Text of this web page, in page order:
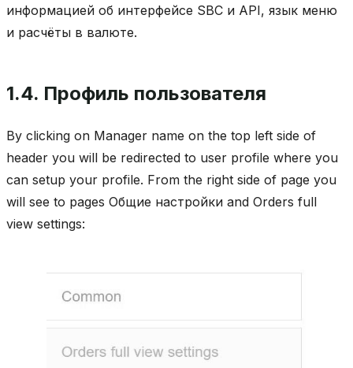
информацией об интерфейсе SBC и API, язык меню
и расчёты в валюте.
1.4. Профиль пользователя
By clicking on Manager name on the top left side of
header you will be redirected to user profile where you
can setup your profile. From the right side of page you
will see to pages Общие настройки and Orders full
view settings: